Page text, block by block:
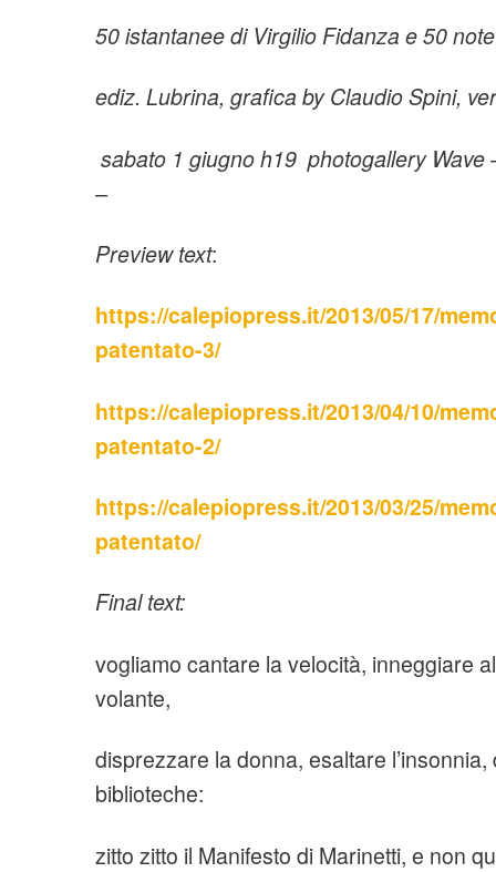
50 istantanee di Virgilio Fidanza e 50
ediz. Lubrina, grafica by Claudio Spini,
sabato 1 giugno h19 photogallery
–
Preview text:
https://calepiopress.it/2013/05/17/
patentato-3/
https://calepiopress.it/2013/04/10/
patentato-2/
https://calepiopress.it/2013/03/25/
patentato/
Final text:
vogliamo cantare la velocità, inneggiare
volante,
disprezzare la donna, esaltare
biblioteche:
zitto zitto il Manifesto di Marinetti, e non